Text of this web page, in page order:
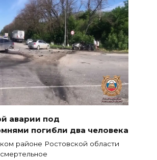
аварии под
погибли два человека
районе Ростовской области